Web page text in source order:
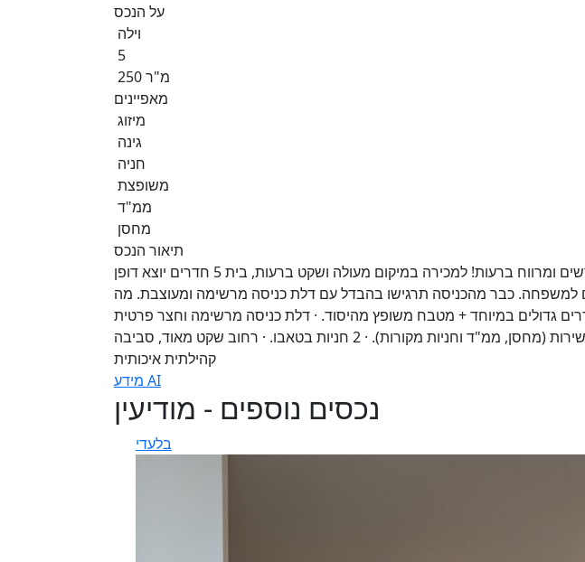
על הנכס
וילה
5
250 מ"ר
מאפיינים
מיזוג
גינה
חניה
משופצת
ממ"ד
מחסן
תיאור הנכס
חדש בשוק: בית פרטי מרשים ומרווח ברעות! למכירה במיקום מעולה ושקט ברעות, בית 5 חדרים יוצא דופן
למשפחה. כבר מהכניסה תרגישו בהבדל עם דלת כניסה מרשימה ומעוצבת. מה
עם חדרים גדולים במיוחד + מטבח משופץ מהיסוד. · דלת כניסה מרשימה וחצר פרטית
ונעימה. · 71 מ"ר שטחי שירות (מחסן, ממ"ד וחניות מקורות). · 2 חניות בטאבו. · רחוב שקט מאוד, סביבה
קהילתית איכותית
מידע AI
נכסים נוספים - מודיעין
בלעדי